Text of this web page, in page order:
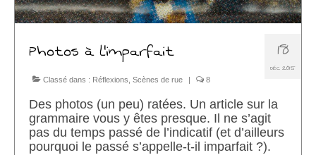
18
DÉC 2015
Photos à l’imparfait
Classé dans : Réflexions Scènes de rue 8
Des photos (un peu) ratées. Un article sur la
grammaire vous y êtes presque. Il ne s’agit
pas du temps passé de l’indicatif (et d’ailleurs
pourquoi le passé s’appelle-t-il imparfait ?).